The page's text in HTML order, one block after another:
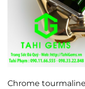
Chrome